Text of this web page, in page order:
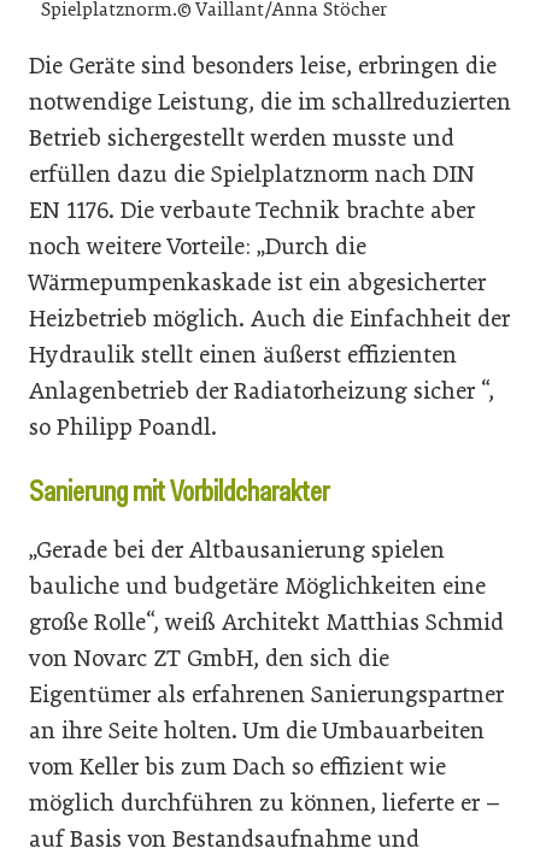
Spielplatznorm.© Vaillant/Anna Stöcher
Die Geräte sind besonders leise, erbringen die
notwendige Leistung, die im schallreduzierten
Betrieb sichergestellt werden musste und
erfüllen dazu die Spielplatznorm nach DIN
EN 1176. Die verbaute Technik brachte aber
noch weitere Vorteile: „Durch die
Wärmepumpenkaskade ist ein abgesicherter
Heizbetrieb möglich. Auch die Einfachheit der
Hydraulik stellt einen äußerst effizienten
Anlagenbetrieb der Radiatorheizung sicher “,
so Philipp Poandl.
Sanierung mit Vorbildcharakter
„Gerade bei der Altbausanierung spielen
bauliche und budgetäre Möglichkeiten eine
große Rolle“, weiß Architekt Matthias Schmid
von Novarc ZT GmbH, den sich die
Eigentümer als erfahrenen Sanierungspartner
an ihre Seite holten. Um die Umbauarbeiten
vom Keller bis zum Dach so effizient wie
möglich durchführen zu können, lieferte er –
auf Basis von Bestandsaufnahme und